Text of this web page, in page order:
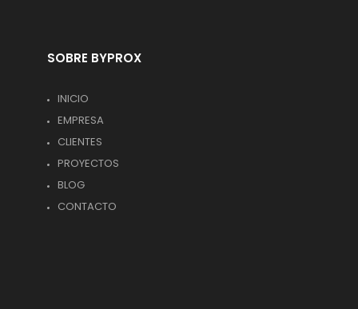
SOBRE BYPROX
INICIO
EMPRESA
CLIENTES
PROYECTOS
BLOG
CONTACTO